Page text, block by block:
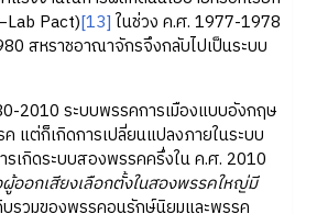
Pact)[13] ในช่วง ค.ศ. 1977-1978
สหราชอาณาจักรจึงกลับไปเป็นระบบ
ระบบพรรคการเมืองแบบอังกฤษ
แต่ก็เกิดการเปลี่ยนแปลงภายในระบบ
รเกิดระบบสองพรรคครึ่งใน ค.ศ. 2010
ออกเสียงเลือกตั้งในสองพรรคใหญ่มี
รวมของพรรคอนุรักษ์นิยมและพรรค